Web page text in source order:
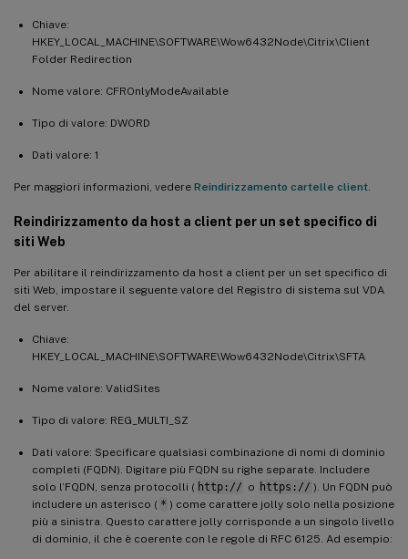
Chiave:
HKEY_LOCAL_MACHINE\SOFTWARE\Wow6432Node\Citrix\Client
Folder Redirection
Nome valore: CFROnlyModeAvailable
Tipo di valore: DWORD
Dati valore: 1
Per maggiori informazioni, vedere Reindirizzamento cartelle client
Reindirizzamento da host a client per un set specifico di
siti Web
Per abilitare il reindirizzamento da host a client per un set specifico di
siti Web, impostare il seguente valore del Registro di sistema sul VDA
del server.
Chiave:
HKEY_LOCAL_MACHINE\SOFTWARE\Wow6432Node\Citrix\SFTA
Nome valore: ValidSites
Tipo di valore: REG_MULTI_SZ
Dati valore: Specificare qualsiasi combinazione di nomi di dominio
completi (FQDN). Digitare più FQDN su righe separate. Includere
solo l’FQDN, senza protocolli ( http:// o https:// ). Un FQDN può
includere un asterisco ( * ) come carattere jolly solo nella posizione
più a sinistra. Questo carattere jolly corrisponde a un singolo livello
di dominio, il che è coerente con le regole di RFC 6125. Ad esempio: